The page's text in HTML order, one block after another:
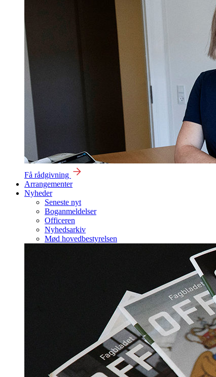
Få rådgivning
Arrangementer
Nyheder
Seneste nyt
Boganmeldelser
Officeren
Nyhedsarkiv
Mød hovedbestyrelsen